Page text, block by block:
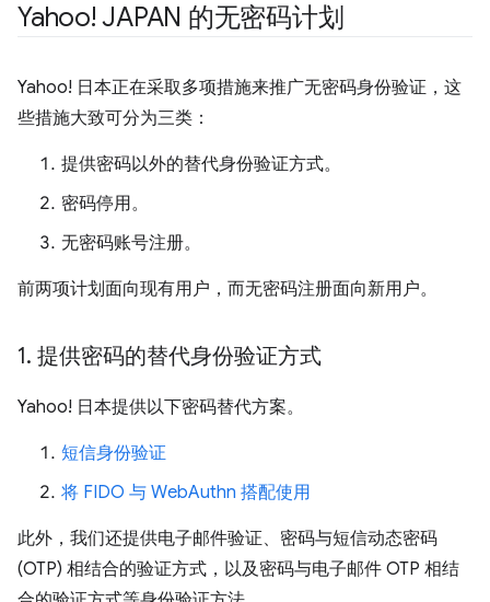
Yahoo! JAPAN 的无密码计划
Yahoo! 日本正在采取多项措施来推广无密码身份验证，这
些措施大致可分为三类：
提供密码以外的替代身份验证方式。
密码停用。
无密码账号注册。
前两项计划面向现有用户，而无密码注册面向新用户。
1. 提供密码的替代身份验证方式
Yahoo! 日本提供以下密码替代方案。
短信身份验证
将 FIDO 与 WebAuthn 搭配使用
此外，我们还提供电子邮件验证、密码与短信动态密码
(OTP) 相结合的验证方式，以及密码与电子邮件 OTP 相结